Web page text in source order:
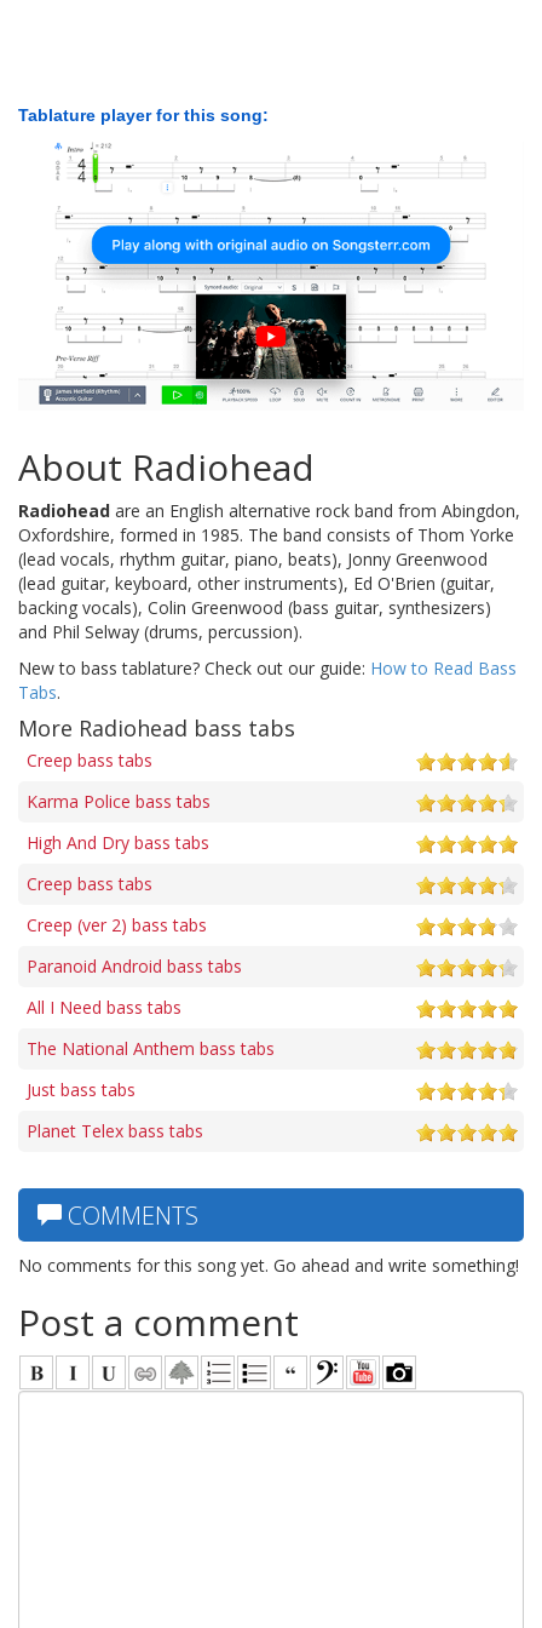
Tablature player for this song:
About Radiohead
Radiohead are an English alternative rock band from Abingdon,
Oxfordshire, formed in 1985. The band consists of Thom Yorke
(lead vocals, rhythm guitar, piano, beats), Jonny Greenwood
(lead guitar, keyboard, other instruments), Ed O'Brien (guitar,
backing vocals), Colin Greenwood (bass guitar, synthesizers)
and Phil Selway (drums, percussion).
New to bass tablature? Check out our guide: How to Read Bass
Tabs.
More Radiohead bass tabs
Creep bass tabs
Karma Police bass tabs
High And Dry bass tabs
Creep bass tabs
Creep (ver 2) bass tabs
Paranoid Android bass tabs
All I Need bass tabs
The National Anthem bass tabs
Just bass tabs
Planet Telex bass tabs
COMMENTS
No comments for this song yet. Go ahead and write something!
Post a comment